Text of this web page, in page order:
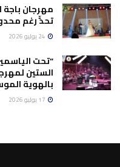
مهرجان باجة
تحدٍّ رغم
“تحت
الستين
بالهوية